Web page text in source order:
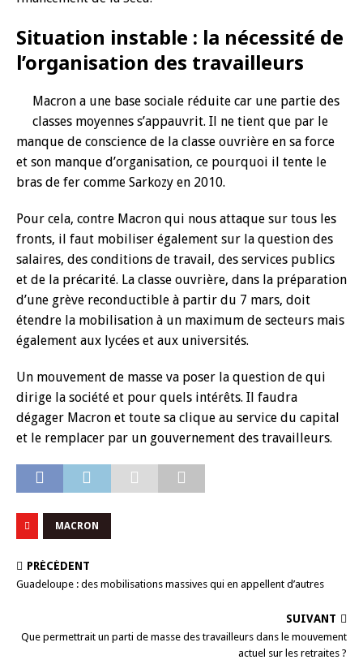
Situation instable : la nécessité de
l’organisation des travailleurs
Macron a une base sociale réduite car une partie des
classes moyennes s’appauvrit. Il ne tient que par le
manque de conscience de la classe ouvrière en sa force
et son manque d’organisation, ce pourquoi il tente le
bras de fer comme Sarkozy en 2010.
Pour cela, contre Macron qui nous attaque sur tous les
fronts, il faut mobiliser également sur la question des
salaires, des conditions de travail, des services publics
et de la précarité. La classe ouvrière, dans la préparation
d’une grève reconductible à partir du 7 mars, doit
étendre la mobilisation à un maximum de secteurs mais
également aux lycées et aux universités.
Un mouvement de masse va poser la question de qui
dirige la société et pour quels intérêts. Il faudra
dégager Macron et toute sa clique au service du capital
et le remplacer par un gouvernement des travailleurs.
MACRON
PRÉCÉDENT
Guadeloupe : des mobilisations massives qui en appellent d’autres
SUIVANT
Que permettrait un parti de masse des travailleurs dans le mouvement
actuel sur les retraites ?